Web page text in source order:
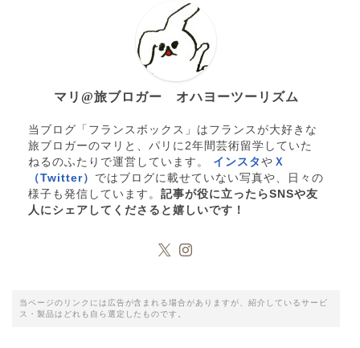
マリ@旅ブロガー オハヨーツーリズム
当ブログ「フランスボックス」はフランスが大好きな
旅ブロガーのマリと、パリに2年間芸術留学していた
ねるのふたりで運営しています。 インスタ や Ｘ
（Twitter） ではブログに載せていない写真や、日々の
様子も発信しています。 記事が役に立ったらSNSや友
人にシェアしてくださると嬉しいです！
当ページのリンクには広告が含まれる場合がありますが、紹介しているサービ
ス・製品はどれも自ら選定したものです。